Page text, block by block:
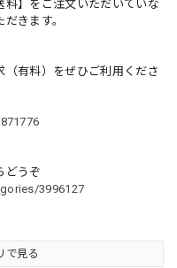
】をご注文いただいていな
きます。
（有料）をぜひご利用くださ
どうぞ
3996127
で見る